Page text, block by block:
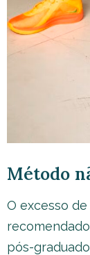
Método
O excesso
pós-